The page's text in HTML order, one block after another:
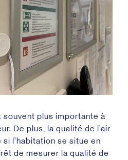
souvent plus importante à
De plus, la qualité de l’air
l’habitation se situe en
de mesurer la qualité de